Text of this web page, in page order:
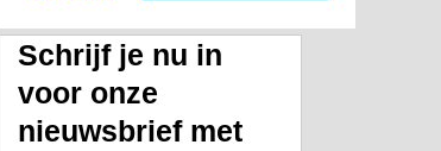
Schrijf je nu in
voor onze
nieuwsbrief met